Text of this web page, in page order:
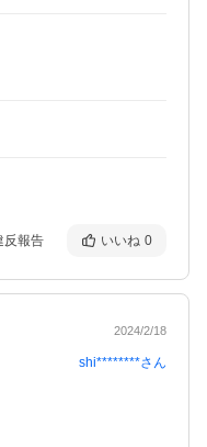
反報告 いいね 0
2024/2/18
shi********さん